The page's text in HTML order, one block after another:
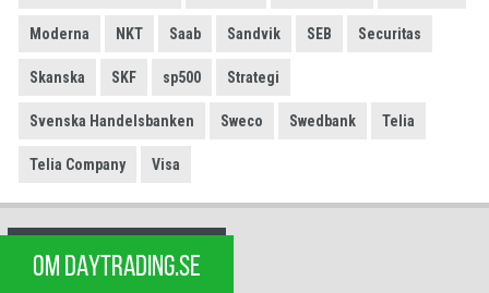
Moderna NKT Saab Sandvik SEB Securitas
Skanska SKF sp500 Strategi
Svenska Handelsbanken Sweco Swedbank Telia
Telia Company Visa
OM DAYTRADING.SE